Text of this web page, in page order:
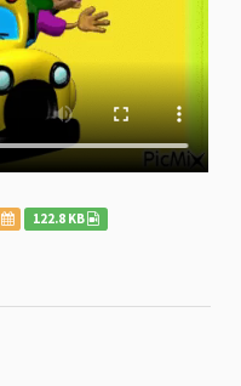
122.8 KB